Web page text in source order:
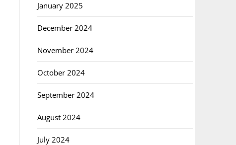
January 2025
December 2024
November 2024
October 2024
September 2024
August 2024
July 2024